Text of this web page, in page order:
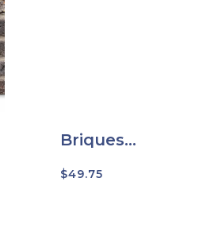
Briques
boite)
$49.75